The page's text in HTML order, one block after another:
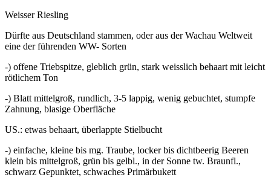
Weisser Riesling
Dürfte aus Deutschland stammen, oder aus der Wachau Weltweit
eine der führenden WW- Sorten
-) offene Triebspitze, gleblich grün, stark weisslich behaart mit leicht
rötlichem Ton
-) Blatt mittelgroß, rundlich, 3-5 lappig, wenig gebuchtet, stumpfe
Zahnung, blasige Oberfläche
US.: etwas behaart, überlappte Stielbucht
-) einfache, kleine bis mg. Traube, locker bis dichtbeerig Beeren
klein bis mittelgroß, grün bis gelbl., in der Sonne tw. Braunfl.,
schwarz Gepunktet, schwaches Primärbukett